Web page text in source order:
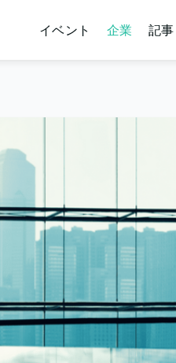
イベント 企業 記事